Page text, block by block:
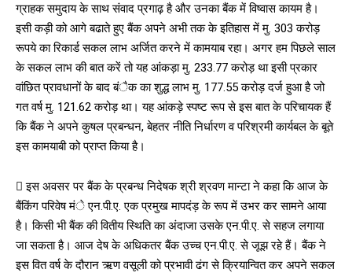
ग्राहक समुदाय के साथ संवाद प्रगाढ़ है और उनका बैंक में विष्वास कायम है।
इसी कड़ी को आगे बढाते हुए बैंक अपने अभी तक के इतिहास में मु. 303 करोड़
रूपये का रिकार्ड सकल लाभ अर्जित करने में कामयाब रहा। अगर हम पिछले साल
के सकल लाभ की बात करें तो यह आंकड़ा मु. 233.77 करोड़ था इसी प्रकार
वांछित प्रावधानों के बाद बंैक का शुद्ध लाभ मु. 177.55 करोड़ दर्ज हुआ है जो
गत वर्ष मु. 121.62 करोड़ था। यह आंकड़े स्पष्ट रूप से इस बात के परिचायक हैं
कि बैंक ने अपने कुषल प्रबन्धन, बेहतर नीति निर्धारण व परिश्रमी कार्यबल के बूते
इस कामयाबी को प्राप्त किया है।
 इस अवसर पर बैंक के प्रबन्ध निदेषक श्री श्रवण मान्टा ने कहा कि आज के
बैंकिंग परिवेष मंे एन.पी.ए. एक प्रमुख मापदंड़ के रूप में उभर कर सामने आया
है। किसी भी बैंक की वितीय स्थिति का अंदाजा उसके एन.पी.ए. से सहज लगाया
जा सकता है। आज देष के अधिकतर बैंक उच्च एन.पी.ए. से जूझ रहे हैं। बैंक ने
इस वित वर्ष के दौरान ऋण वसूली को प्रभावी ढंग से क्रियान्वित कर अपने सकल